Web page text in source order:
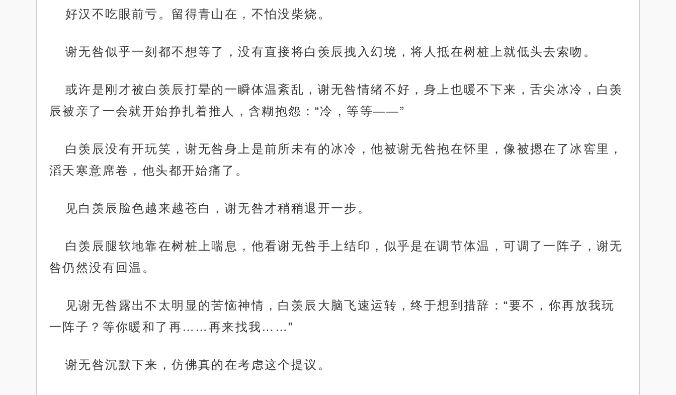
好汉不吃眼前亏。留得青山在，不怕没柴烧。
谢无咎似乎一刻都不想等了，没有直接将白羡辰拽入幻境，将人抵在树桩上就低头去索吻。
或许是刚才被白羡辰打晕的一瞬体温紊乱，谢无咎情绪不好，身上也暖不下来，舌尖冰冷，白羡
辰被亲了一会就开始挣扎着推人，含糊抱怨：“冷，等等——”
白羡辰没有开玩笑，谢无咎身上是前所未有的冰冷，他被谢无咎抱在怀里，像被摁在了冰窖里，
滔天寒意席卷，他头都开始痛了。
见白羡辰脸色越来越苍白，谢无咎才稍稍退开一步。
白羡辰腿软地靠在树桩上喘息，他看谢无咎手上结印，似乎是在调节体温，可调了一阵子，谢无
咎仍然没有回温。
见谢无咎露出不太明显的苦恼神情，白羡辰大脑飞速运转，终于想到措辞：“要不，你再放我玩
一阵子？等你暖和了再……再来找我……”
谢无咎沉默下来，仿佛真的在考虑这个提议。